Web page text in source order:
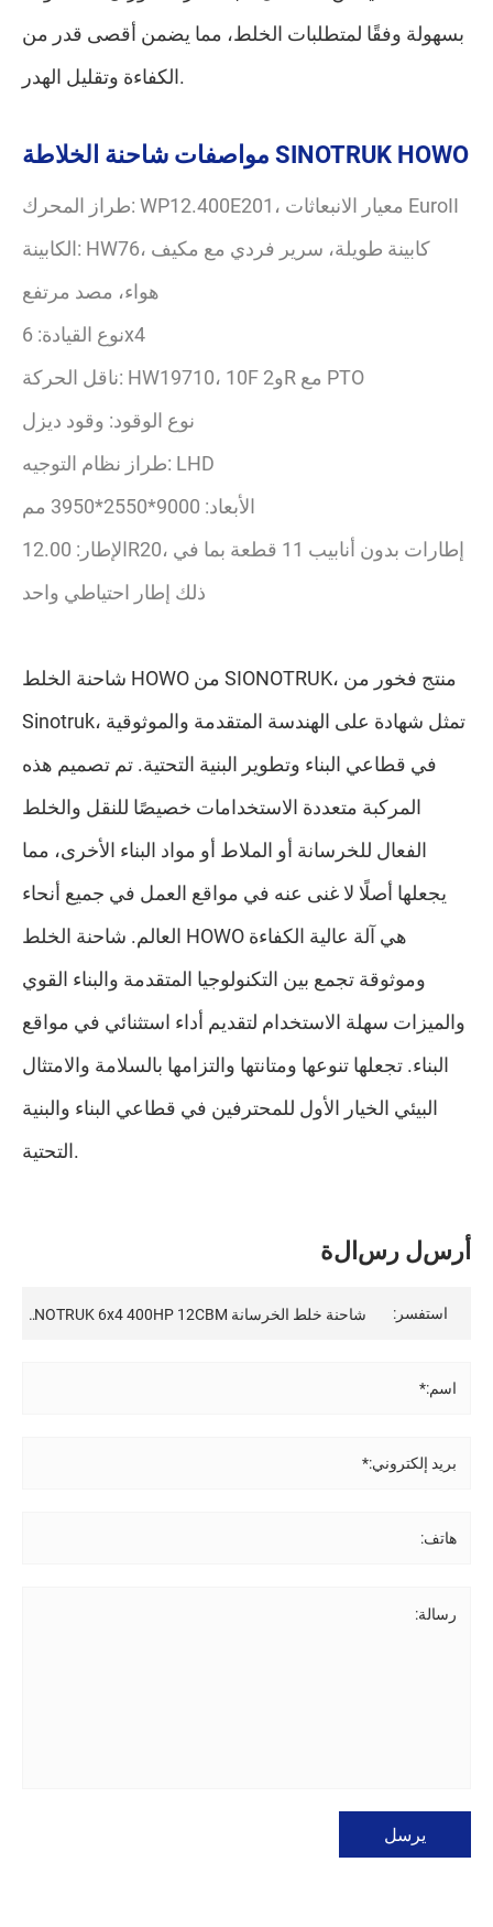
بسهولة وفقًا لمتطلبات الخلط، مما يضمن أقصى قدر من
الكفاءة وتقليل الهدر.
مواصفات شاحنة الخلاطة SINOTRUK HOWO
طراز المحرك: WP12.400E201، معيار الانبعاثات EuroII
الكابينة: HW76، كابينة طويلة، سرير فردي مع مكيف
هواء، مصد مرتفع
نوع القيادة: 6x4
ناقل الحركة: HW19710، 10F و2R مع PTO
نوع الوقود: وقود ديزل
طراز نظام التوجيه: LHD
الأبعاد: 9000*2550*3950 مم
الإطار: 12.00R20، إطارات بدون أنابيب 11 قطعة بما في
ذلك إطار احتياطي واحد
شاحنة الخلط HOWO من SIONOTRUK، منتج فخور من
Sinotruk، تمثل شهادة على الهندسة المتقدمة والموثوقية
في قطاعي البناء وتطوير البنية التحتية. تم تصميم هذه
المركبة متعددة الاستخدامات خصيصًا للنقل والخلط
الفعال للخرسانة أو الملاط أو مواد البناء الأخرى، مما
يجعلها أصلًا لا غنى عنه في مواقع العمل في جميع أنحاء
العالم. شاحنة الخلط HOWO هي آلة عالية الكفاءة
وموثوقة تجمع بين التكنولوجيا المتقدمة والبناء القوي
والميزات سهلة الاستخدام لتقديم أداء استثنائي في مواقع
البناء. تجعلها تنوعها ومتانتها والتزامها بالسلامة والامتثال
البيئي الخيار الأول للمحترفين في قطاعي البناء والبنية
التحتية.
أر سل ر سالة
استفسر:
اسم:*
بريد إلكتروني:*
هاتف:
رسالة:
يرسل